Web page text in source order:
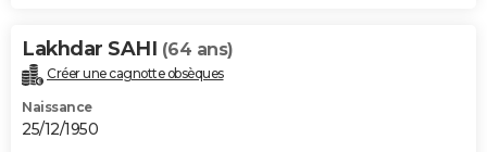
Lakhdar SAHI (64 ans)
Créer une cagnotte obsèques
Naissance
25/12/1950